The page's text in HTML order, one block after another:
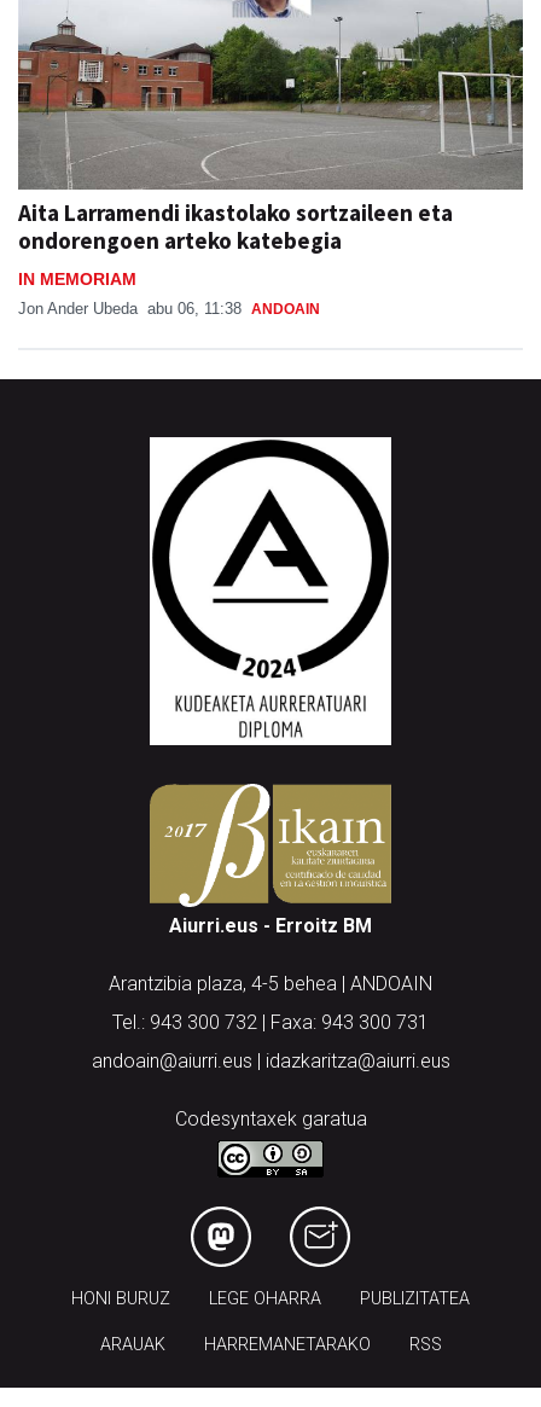
Aita Larramendi ikastolako sortzaileen eta
ondorengoen arteko katebegia
IN MEMORIAM
Jon Ander Ubeda abu 06, 11:38 ANDOAIN
Aiurri.eus - Erroitz BM
Arantzibia plaza, 4-5 behea | ANDOAIN
Tel.: 943 300 732 | Faxa: 943 300 731
andoain@aiurri.eus | idazkaritza@aiurri.eus
Codesyntaxek garatua
HONI BURUZ LEGE OHARRA PUBLIZITATEA
ARAUAK HARREMANETARAKO RSS